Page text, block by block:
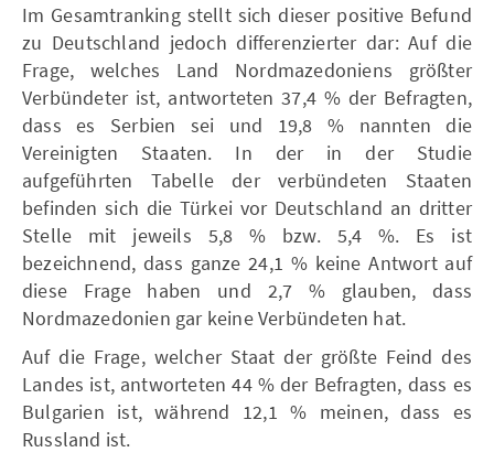
Im Gesamtranking stellt sich dieser positive Befund
zu Deutschland jedoch differenzierter dar: Auf die
Frage, welches Land Nordmazedoniens größter
Verbündeter ist, antworteten 37,4 % der Befragten,
dass es Serbien sei und 19,8 % nannten die
Vereinigten Staaten. In der in der Studie
aufgeführten Tabelle der verbündeten Staaten
befinden sich die Türkei vor Deutschland an dritter
Stelle mit jeweils 5,8 % bzw. 5,4 %. Es ist
bezeichnend, dass ganze 24,1 % keine Antwort auf
diese Frage haben und 2,7 % glauben, dass
Nordmazedonien gar keine Verbündeten hat.
Auf die Frage, welcher Staat der größte Feind des
Landes ist, antworteten 44 % der Befragten, dass es
Bulgarien ist, während 12,1 % meinen, dass es
Russland ist.